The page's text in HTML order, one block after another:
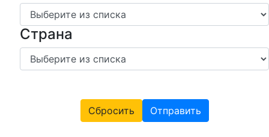
Страна
Сбросить Отправить